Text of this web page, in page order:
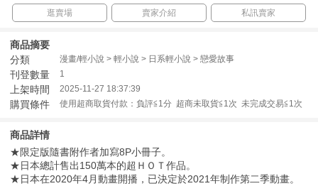
逛賣場
賣家介紹 私訊賣家
商品摘要
分類
漫畫/輕小說 > 輕小說 > 日系輕小說 > 戀愛故事
刊登數量 1
上架時間 2025-11-27 18:37:39
購買條件 使用超商取貨付款：負評≦1分 超商未取貨≦1次 未完成交易≦1次
商品詳情
★限定版隨書附作者加寫8P小冊子。
★日本總計售出150萬本的超ＨＯＴ作品。
★日本在2020年4月動畫開播，已決定於2021年制作第二季動畫。